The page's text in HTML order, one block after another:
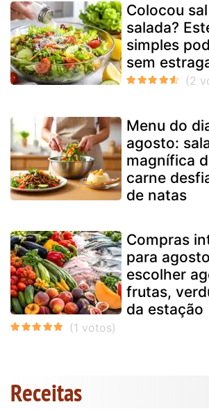
Colocou
salada?
simples
sem
Menu do
agosto:
magnífica
carne
de natas
Compras
para
escolher
frutas,
da estação
Receitas